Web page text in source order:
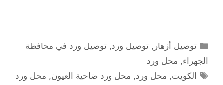
التصنيفات
توصيل أزهار ,توصيل ورد,توصيل ورد في محافظة
الجهراء, محل ورد
الوسوم
الكويت, محل ورد, محل ورد ضاحية العيون, محل ورد